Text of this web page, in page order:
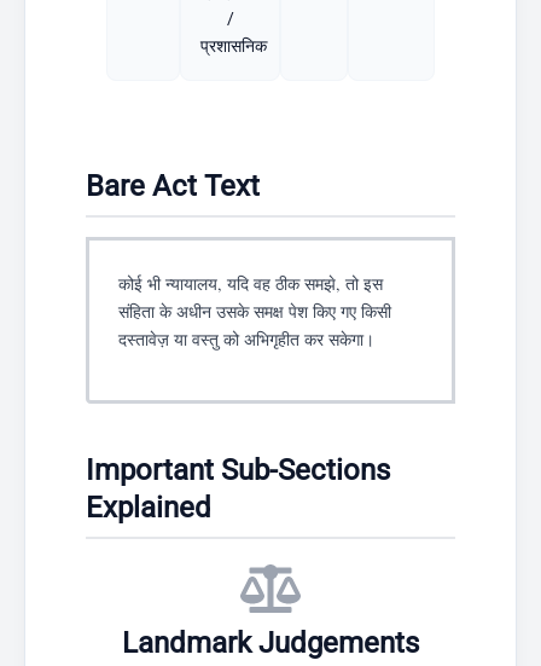
/
प्रशासनिक
Bare Act Text
कोई भी न्यायालय, यदि वह ठीक समझे, तो इस
संहिता के अधीन उसके समक्ष पेश किए गए किसी
दस्तावेज़ या वस्तु को अभिगृहीत कर सकेगा।
Important Sub-Sections
Explained
Landmark Judgements